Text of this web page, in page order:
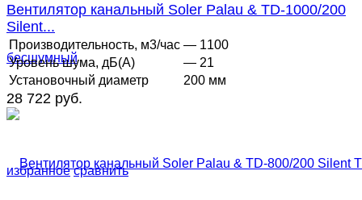
избранное сравнить
Вентилятор канальный Soler Palau & TD-1000/200
Silent...
Производительность, м3/час — 1100
Уровень шума, дБ(А)
— 21
Установочный диаметр
200 мм
28 722 руб.